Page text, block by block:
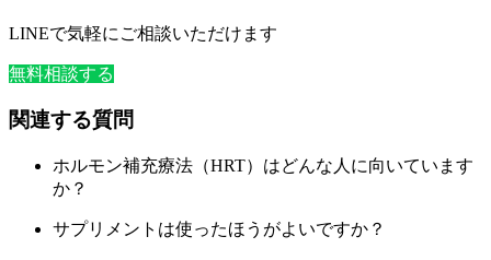
LINEで気軽にご相談いただけます
無料相談する
関連する質問
ホルモン補充療法（HRT）はどんな人に向いています
か？
サプリメントは使ったほうがよいですか？